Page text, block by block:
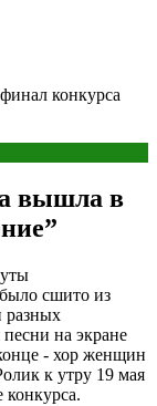
конкурса
вышла в
сшито из
разных
на экране
- хор женщин
к утру 19 мая